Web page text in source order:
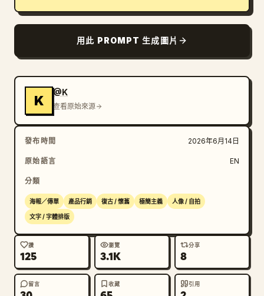
用此 PROMPT 生成圖片
K
@K
查看原始來源
發布時間 2026年6月14日
原始語言 EN
分類
海報／傳單 產品行銷 復古 / 懷舊 極簡主義 人像 / 自拍
文字 / 字體排版
讚
125
瀏覽
3.1K
分享
8
留言 收藏 引用